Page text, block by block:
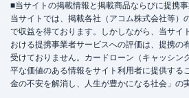
■当サイトの掲載情報と掲載商品ならびに提携
当サイトでは、掲載各社（アコム株式会社等）
で収益を得ております。しかしながら、当サイ
おける提携事業者サービスへの評価は、提携の
受けておりません。カードローン（キャッシン
平な価値のある情報をサイト利用者に提供する
金の不安を解消し、人生が豊かになる社会」の